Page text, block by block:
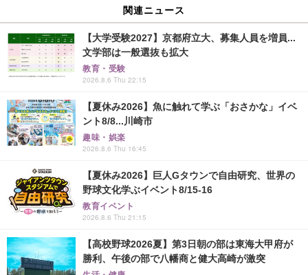
関連ニュース
【大学受験2027】京都府立大、募集人員を増員...
文学部は一般選抜も拡大
教育・受験
2026.8.6 Thu 22:15
【夏休み2026】魚に触れて学ぶ「おさかな」イベ
ント8/8...川崎市
趣味・娯楽
2026.8.6 Thu 16:45
【夏休み2026】巨人Gタウンで自由研究、世界の
野球文化学ぶイベント8/15-16
教育イベント
2026.8.6 Thu 21:15
【高校野球2026夏】第3日朝の部は東海大甲府が
勝利、午後の部で八幡商と健大高崎が激突